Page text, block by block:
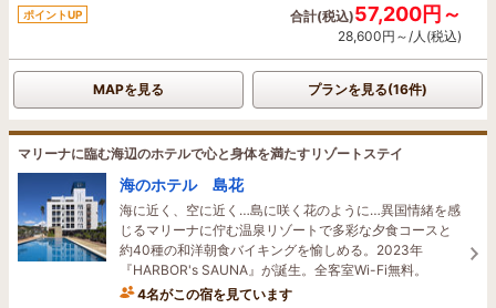
ポイントUP 合計(税込)57,200円～
28,600円～/人(税込)
MAPを見る プランを見る(16件)
マリーナに臨む海辺のホテルで心と身体を満たすリゾートステイ
海のホテル 島花
海に近く、空に近く…島に咲く花のように…異国情緒を感
じるマリーナに佇む温泉リゾートで多彩な夕食コースと
約40種の和洋朝食バイキングを愉しめる。2023年
『HARBOR's SAUNA』が誕生。全客室Wi-Fi無料。
4名がこの宿を見ています